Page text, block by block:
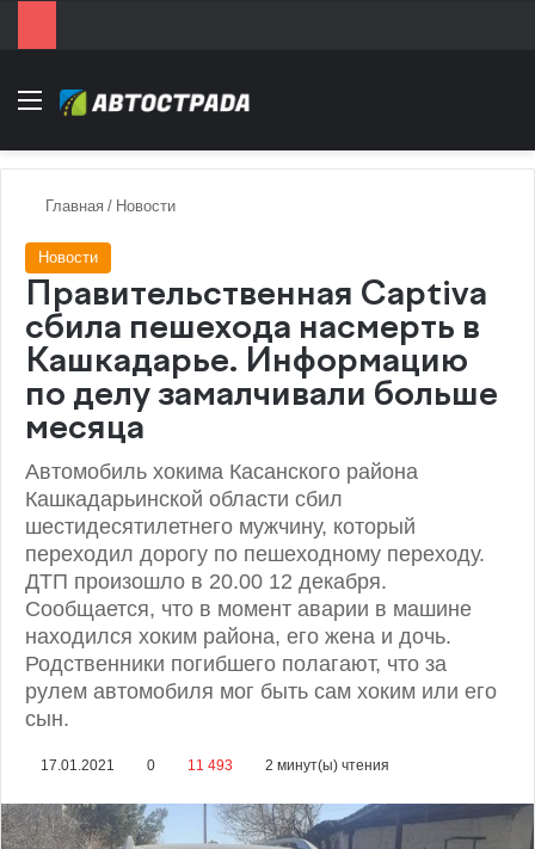
Menu
Главная / Новости
Новости
Правительственная Captiva
сбила пешехода насмерть в
Кашкадарье. Информацию
по делу замалчивали больше
месяца
Автомобиль хокима Касанского района
Кашкадарьинской области сбил
шестидесятилетнего мужчину, который
переходил дорогу по пешеходному переходу.
ДТП произошло в 20.00 12 декабря.
Сообщается, что в момент аварии в машине
находился хоким района, его жена и дочь.
Родственники погибшего полагают, что за
рулем автомобиля мог быть сам хоким или его
сын.
17.01.2021 0 11 493 2 минут(ы) чтения